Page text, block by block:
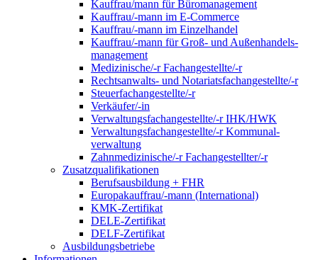
Kauffrau/mann für Büromanagement
Kauffrau/-mann im E-Commerce
Kauffrau/-mann im Einzelhandel
Kauffrau/-mann für Groß- und Außen­handels­
manage­ment
Medizinische/-r Fachangestellte/-r
Rechtsanwalts- und Notariatsfachangestellte/-r
Steuerfachangestellte/-r
Verkäufer/-in
Verwaltungs­fach­angestellte/-r IHK/HWK
Verwaltungsfach­angestellte/-r Kommunal­
verwaltung
Zahnmedizinische/-r Fachangestellter/-r
Zusatzqualifikationen
Berufsausbildung + FHR
Europakauffrau/-mann (International)
KMK-Zertifikat
DELE-Zertifikat
DELF-Zertifikat
Ausbildungsbetriebe